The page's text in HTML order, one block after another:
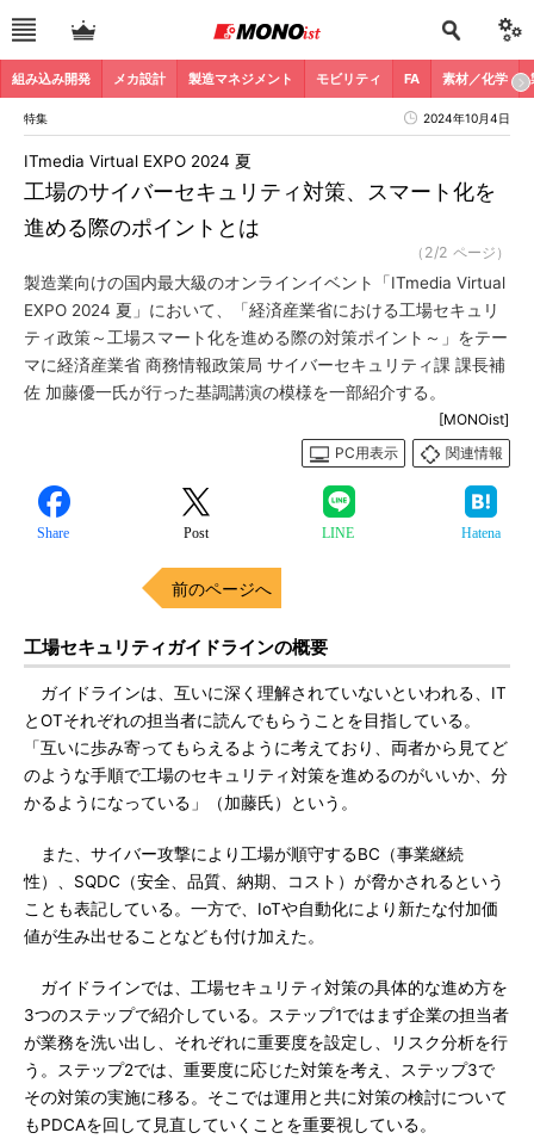
組み込み開発 メカ設計 製造マネジメント モビリティ FA 素材／化学
特集 2024年10月4日
工場のサイバーセキュリティ対策、スマート化を
進める際のポイントとは
ITmedia Virtual EXPO 2024 夏
（2/2 ページ）
製造業向けの国内最大級のオンラインイベント「ITmedia Virtual
EXPO 2024 夏」において、「経済産業省における工場セキュリ
ティ政策～工場スマート化を進める際の対策ポイント～」をテー
マに経済産業省 商務情報政策局 サイバーセキュリティ課 課長補
佐 加藤優一氏が行った基調講演の模様を一部紹介する。
[MONOist]
PC用表示
関連情報
Share Post LINE Hatena
前のページへ
工場セキュリティガイドラインの概要
ガイドラインは、互いに深く理解されていないといわれる、IT
とOTそれぞれの担当者に読んでもらうことを目指している。
「互いに歩み寄ってもらえるように考えており、両者から見てど
のような手順で工場のセキュリティ対策を進めるのがいいか、分
かるようになっている」（加藤氏）という。
また、サイバー攻撃により工場が順守するBC（事業継続
性）、SQDC（安全、品質、納期、コスト）が脅かされるという
ことも表記している。一方で、IoTや自動化により新たな付加価
値が生み出せることなども付け加えた。
ガイドラインでは、工場セキュリティ対策の具体的な進め方を
3つのステップで紹介している。ステップ1ではまず企業の担当者
が業務を洗い出し、それぞれに重要度を設定し、リスク分析を行
う。ステップ2では、重要度に応じた対策を考え、ステップ3で
その対策の実施に移る。そこでは運用と共に対策の検討について
もPDCAを回して見直していくことを重要視している。